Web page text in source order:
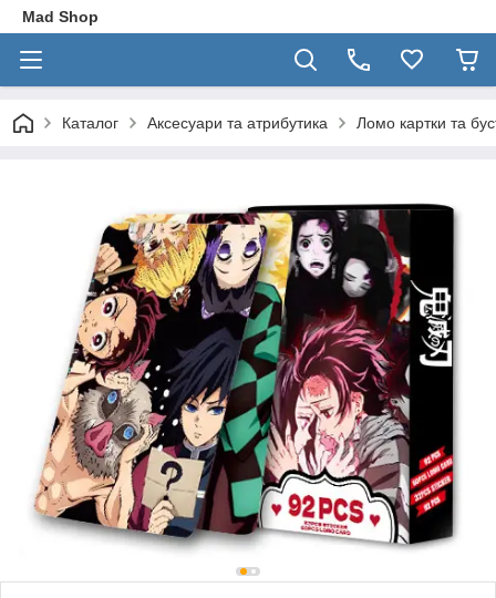
Mad Shop
Каталог Аксесуари та атрибутика Ломо картки та